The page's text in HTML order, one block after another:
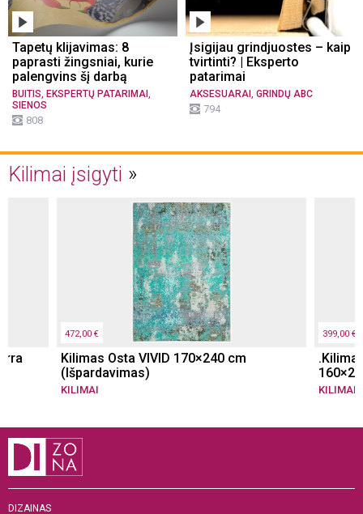
Tapetų klijavimas: 8
paprasti žingsniai, kurie
palengvins šį darbą
BUITIS, EKSPERTŲ PATARIMAI ,
SIENOS
808
Įsigijau grindjuostes – kaip
tvirtinti? | Eksperto
patarimai
AKSESUARAI , GRINDŲ ABC
794
Kilimai įsigyti
472,00 €
Kilimas Osta VIVID 170×240 cm
(Išpardavimas)
KILIMAI
399,00 €
KILIMAI
DIZAINAS